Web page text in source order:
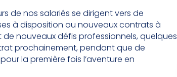
de nos salariés se dirigent vers de
à disposition ou nouveaux contrats à
de nouveaux défis professionnels, quelques
prochainement, pendant que de
la première fois l’aventure en